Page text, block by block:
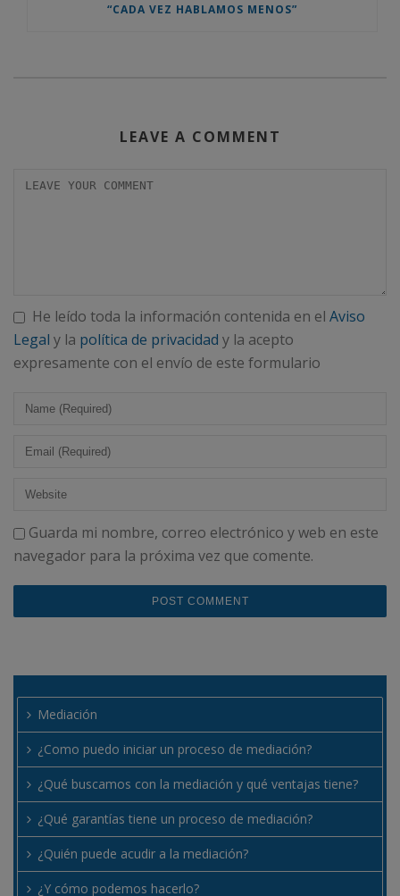
“CADA VEZ HABLAMOS MENOS”
LEAVE A COMMENT
He leído toda la información contenida en el Aviso
Legal y la política de privacidad y la acepto
expresamente con el envío de este formulario
Guarda mi nombre, correo electrónico y web en este
navegador para la próxima vez que comente.
Mediación
¿Como puedo iniciar un proceso de mediación?
¿Qué buscamos con la mediación y qué ventajas tiene?
¿Qué garantías tiene un proceso de mediación?
¿Quién puede acudir a la mediación?
¿Y cómo podemos hacerlo?